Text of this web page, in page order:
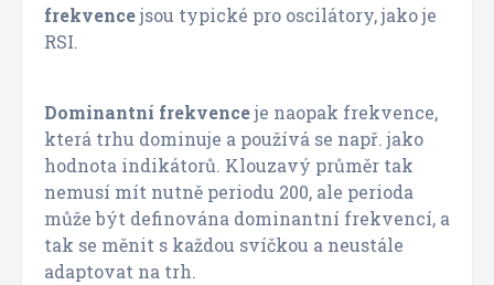
frekvencejsou typické pro oscilátory, jako je
RSI.
Dominantní frekvenceje naopak frekvence,
která trhu dominuje a používá se např. jako
hodnota indikátorů. Klouzavý průměr tak
nemusí mít nutně periodu 200, ale perioda
může být definována dominantní frekvencí, a
tak se měnit s každou svíčkou a neustále
adaptovat na trh.